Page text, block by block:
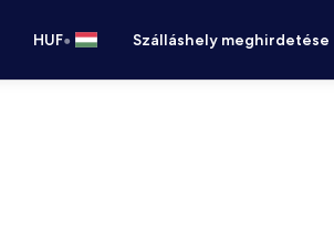
HUF• Szálláshely meghirdetése